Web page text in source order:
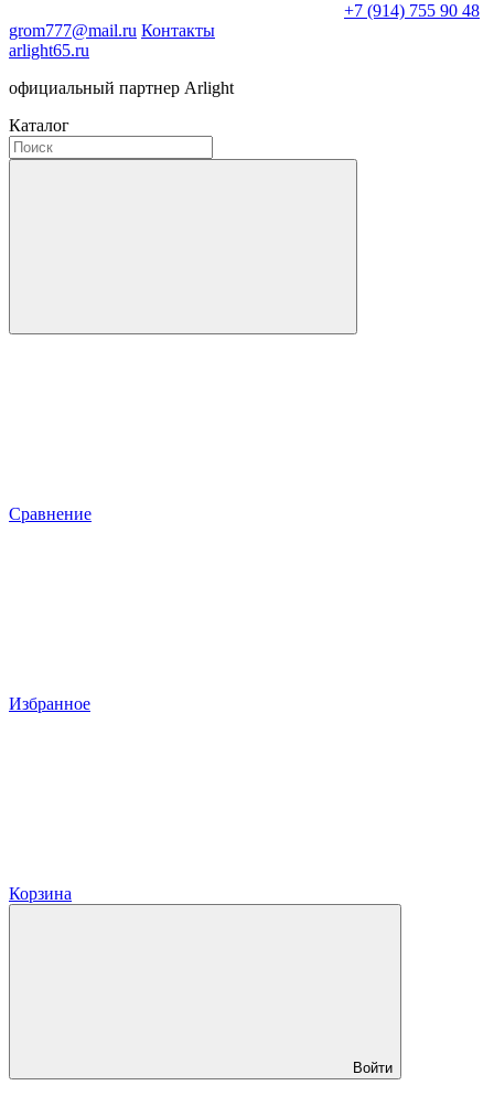
+7 (914) 755 90 48
grom777@mail.ru Контакты
arlight65.ru
официальный партнер Arlight
Каталог
Сравнение
Избранное
Корзина
Войти